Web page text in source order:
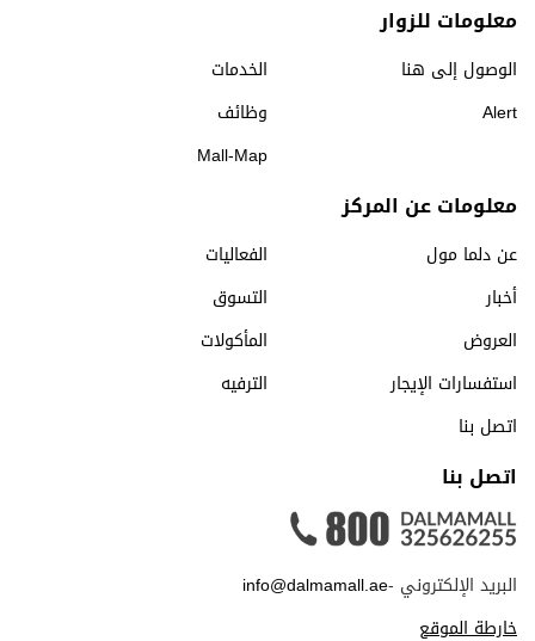
معلومات للزوار
الخدمات
الوصول إلى هنا
وظائف
Alert
Mall-Map
معلومات عن المركز
عن دلما مول
الفعاليات
أخبار
التسوق
العروض
المأكولات
استفسارات الإيجار
الترفيه
اتصل بنا
اتصل بنا
البريد الإلكتروني -info@dalmamall.ae
خارطة الموقع